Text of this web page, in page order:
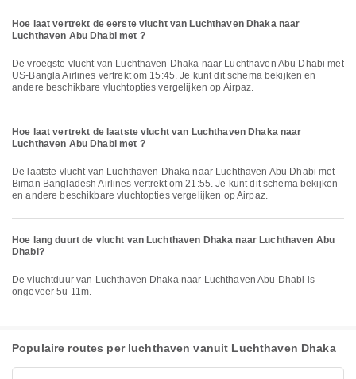
Hoe laat vertrekt de eerste vlucht van Luchthaven Dhaka naar
Luchthaven Abu Dhabi met ?
De vroegste vlucht van Luchthaven Dhaka naar Luchthaven Abu Dhabi met
US-Bangla Airlines vertrekt om 15:45. Je kunt dit schema bekijken en
andere beschikbare vluchtopties vergelijken op Airpaz.
Hoe laat vertrekt de laatste vlucht van Luchthaven Dhaka naar
Luchthaven Abu Dhabi met ?
De laatste vlucht van Luchthaven Dhaka naar Luchthaven Abu Dhabi met
Biman Bangladesh Airlines vertrekt om 21:55. Je kunt dit schema bekijken
en andere beschikbare vluchtopties vergelijken op Airpaz.
Hoe lang duurt de vlucht van Luchthaven Dhaka naar Luchthaven Abu
Dhabi?
De vluchtduur van Luchthaven Dhaka naar Luchthaven Abu Dhabi is
ongeveer 5u 11m.
Populaire routes per luchthaven vanuit Luchthaven Dhaka